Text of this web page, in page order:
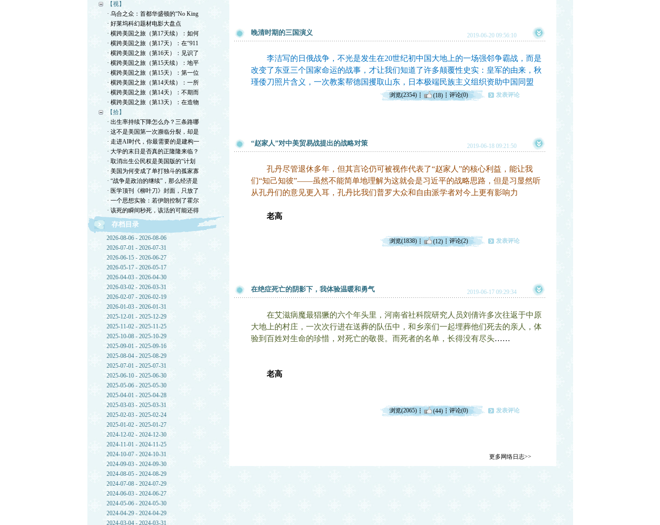
【视】
· 乌合之众：首都华盛顿的“No King
· 好莱坞科幻题材电影大盘点
· 横跨美国之旅（第17天续）：如何
· 横跨美国之旅（第17天）：在“911
· 横跨美国之旅（第16天）：见识了
· 横跨美国之旅（第15天续）：地平
· 横跨美国之旅（第15天）：第一位
· 横跨美国之旅（第14天续）：一所
· 横跨美国之旅（第14天）：不期而
· 横跨美国之旅（第13天）：在造物
【拾】
· 出生率持续下降怎么办？三条路哪
· 这不是美国第一次濒临分裂，却是
· 走进AI时代，你最需要的是建构一
· 大学的末日是否真的正隆隆来临？
· 取消出生公民权是美国版的“计划
· 美国为何变成了单打独斗的孤家寡
· “战争是政治的继续”，那么经济是
· 医学顶刊《柳叶刀》封面，只放了
· 一个思想实验：若伊朗控制了霍尔
· 该死的瞬间秒死，该活的可能还得
存档目录
2026-08-06 - 2026-08-06
2026-07-01 - 2026-07-31
2026-06-15 - 2026-06-27
2026-05-17 - 2026-05-17
2026-04-03 - 2026-04-30
2026-03-02 - 2026-03-31
2026-02-07 - 2026-02-19
2026-01-03 - 2026-01-31
2025-12-01 - 2025-12-29
2025-11-02 - 2025-11-25
2025-10-08 - 2025-10-29
2025-09-01 - 2025-09-16
2025-08-04 - 2025-08-29
2025-07-01 - 2025-07-31
2025-06-10 - 2025-06-30
2025-05-06 - 2025-05-30
2025-04-01 - 2025-04-28
2025-03-03 - 2025-03-31
2025-02-03 - 2025-02-24
2025-01-02 - 2025-01-27
2024-12-02 - 2024-12-30
2024-11-01 - 2024-11-25
2024-10-07 - 2024-10-31
2024-09-03 - 2024-09-30
2024-08-05 - 2024-08-29
2024-07-08 - 2024-07-29
2024-06-03 - 2024-06-27
2024-05-06 - 2024-05-30
2024-04-29 - 2024-04-29
2024-03-04 - 2024-03-31
晚清时期的三国演义 2019-06-20 09:56:10
李洁写的日俄战争，不光是发生在20世纪初中国大地上的一场强邻争霸战，而是
改变了东亚三个国家命运的战事，才让我们知道了许多颠覆性史实：皇军的由来，秋
瑾倭刀照片含义，一次教案帮德国攫取山东，日本极端民族主义组织资助中国同盟
浏览(2354) (18) 评论(0) 发表评论
“赵家人”对中美贸易战提出的战略对策 2019-06-18 09:21:50
孔丹尽管退休多年，但其言论仍可被视作代表了“赵家人”的核心利益，能让我
们“知己知彼”——虽然不能简单地理解为这就会是习近平的战略思路，但是习显然听
从孔丹们的意见更入耳，孔丹比我们普罗大众和自由派学者对今上更有影响力
老高
浏览(1838) (12) 评论(2) 发表评论
在绝症死亡的阴影下，我体验温暖和勇气 2019-06-17 09:29:34
在艾滋病魔最猖獗的六个年头里，河南省社科院研究人员刘倩许多次往返于中原
大地上的村庄，一次次行进在送葬的队伍中，和乡亲们一起埋葬他们死去的亲人，体
验到百姓对生命的珍惜，对死亡的敬畏。而死者的名单，长得没有尽头……
老高
浏览(2065) (44) 评论(0) 发表评论
更多网络日志>>